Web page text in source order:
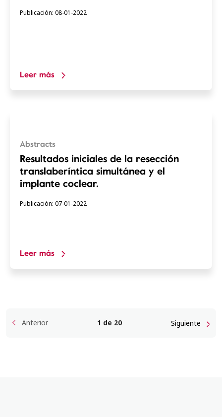
Publicación: 08-01-2022
Leer más
Abstracts
Resultados iniciales de la resección
translaberíntica simultánea y el
implante coclear.
Publicación: 07-01-2022
Leer más
Anterior 1 de 20 Siguiente